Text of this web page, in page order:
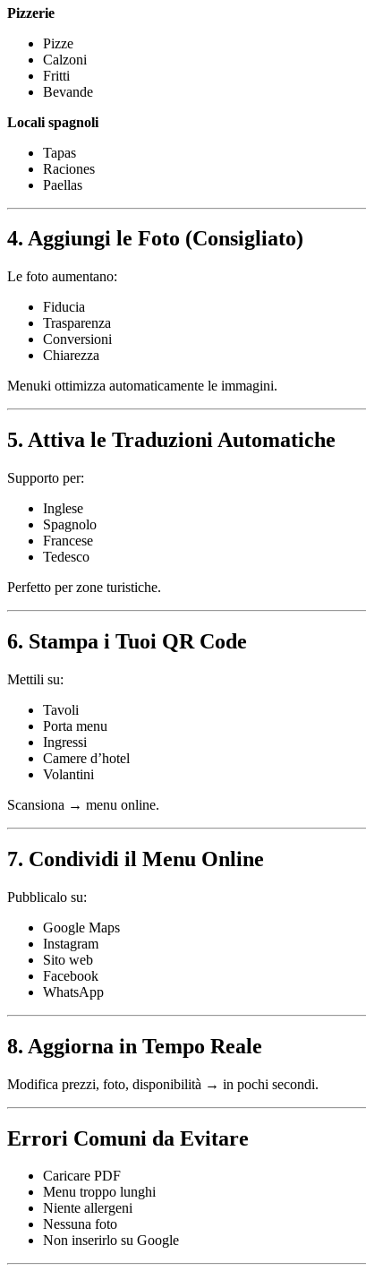
Pizzerie
Pizze
Calzoni
Fritti
Bevande
Locali spagnoli
Tapas
Raciones
Paellas
4. Aggiungi le Foto (Consigliato)
Le foto aumentano:
Fiducia
Trasparenza
Conversioni
Chiarezza
Menuki ottimizza automaticamente le immagini.
5. Attiva le Traduzioni Automatiche
Supporto per:
Inglese
Spagnolo
Francese
Tedesco
Perfetto per zone turistiche.
6. Stampa i Tuoi QR Code
Mettili su:
Tavoli
Porta menu
Ingressi
Camere d’hotel
Volantini
Scansiona → menu online.
7. Condividi il Menu Online
Pubblicalo su:
Google Maps
Instagram
Sito web
Facebook
WhatsApp
8. Aggiorna in Tempo Reale
Modifica prezzi, foto, disponibilità → in pochi secondi.
Errori Comuni da Evitare
Caricare PDF
Menu troppo lunghi
Niente allergeni
Nessuna foto
Non inserirlo su Google